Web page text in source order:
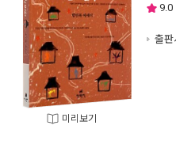
미리보기
9.0
출판